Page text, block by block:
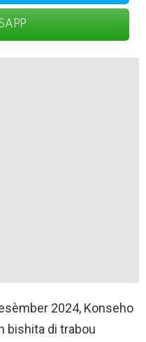
2024, Konseho
bishita di trabou